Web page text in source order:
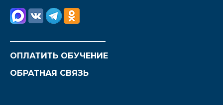
ОПЛАТИТЬ ОБУЧЕНИЕ
ОБРАТНАЯ СВЯЗЬ